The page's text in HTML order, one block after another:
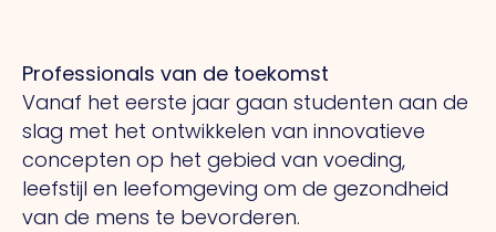
Professionals van de toekomst
Vanaf het eerste jaar gaan studenten aan de
slag met het ontwikkelen van innovatieve
concepten op het gebied van voeding,
leefstijl en leefomgeving om de gezondheid
van de mens te bevorderen.